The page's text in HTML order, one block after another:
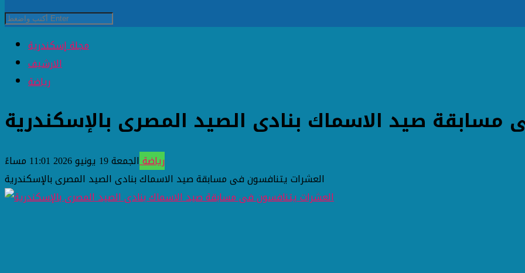
مجلة إسكندرية
الارشيف
رياضة
صيد الاسماك بنادى الصيد المصرى بالإسكندرية
رياضةالجمعة 19 يونيو 2026 11:01 مساءً
العشرات يتنافسون فى مسابقة صيد الاسماك بنادى الصيد المصرى بالإسكندرية